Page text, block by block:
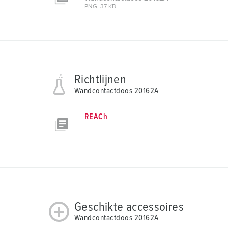
PNG, 37 KB
Richtlijnen
Wandcontactdoos 20162A
REACh
Geschikte accessoires
Wandcontactdoos 20162A